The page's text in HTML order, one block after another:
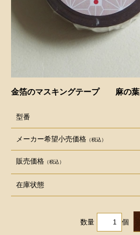
金箔のマスキングテープ 麻の葉
型番
メーカー希望小売価格 （税込）
販売価格 （税込）
在庫状態
数量 個